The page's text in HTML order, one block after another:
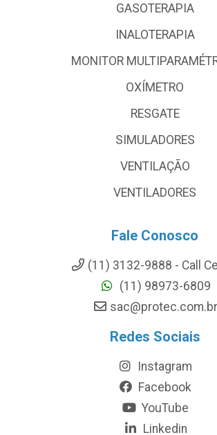
GASOTERAPIA
INALOTERAPIA
MONITOR
OXÍMETRO
RESGATE
SIMULADORES
VENTILAÇÃO
VENTILADORES
Fale Conosco
(11) 3132-9888 - Call
(11) 98973-6809
sac@protec.com.br
Redes Sociais
Instagram
Facebook
YouTube
Linkedin